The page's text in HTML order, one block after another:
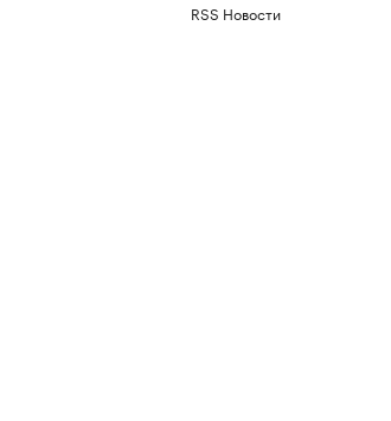
RSS Новости